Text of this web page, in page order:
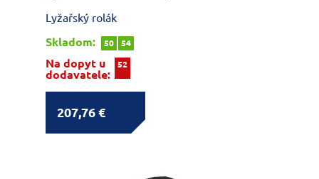
Lyžařský rolák
Skladom:
50 54
Na dopyt u
dodavatele:
52
207,76 €